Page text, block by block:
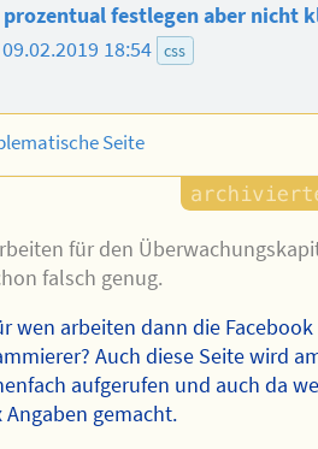
festlegen aber nicht
09.02.2019 18:54 css
Seite
für den
falsch genug.
wen arbeiten dann die Facebook
Auch diese Seite wird
aufgerufen und auch da
Angaben gemacht.